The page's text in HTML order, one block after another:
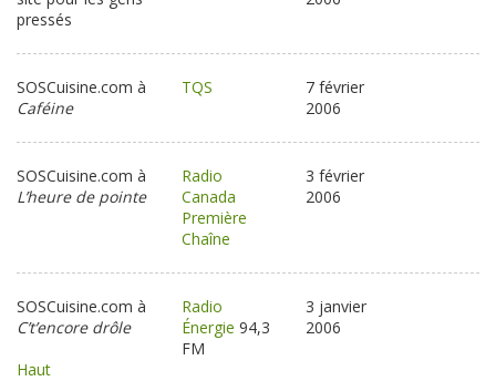
pressés
SOSCuisine.com à
Caféine
TQS
7 février
2006
SOSCuisine.com à
L’heure de pointe
Radio
Canada
Première
Chaîne
3 février
2006
SOSCuisine.com à
C’t’encore drôle
Radio
Énergie 94,3
FM
3 janvier
2006
Haut